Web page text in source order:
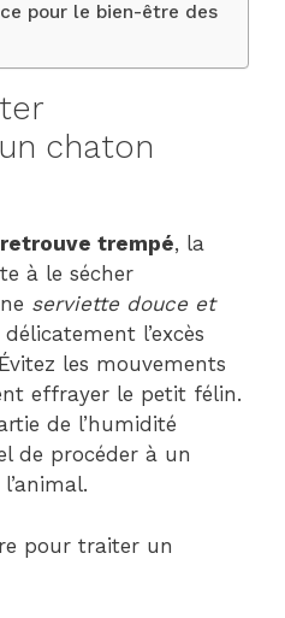
pour le bien-être des
chaton
trempé, la
à le sécher
serviette douce et
l’excès
les mouvements
effrayer le petit félin.
de l’humidité
de procéder à un
pour traiter un